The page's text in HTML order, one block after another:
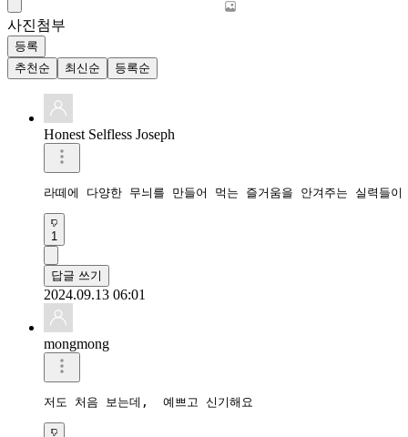
사진첨부
등록
추천순
최신순 등록순
Honest Selfless Joseph
라떼에 다양한 무늬를 만들어 먹는 즐거움을 안겨주는 실력들
1
답글 쓰기
2024.09.13 06:01
mongmong
저도 처음 보는데,  예쁘고 신기해요